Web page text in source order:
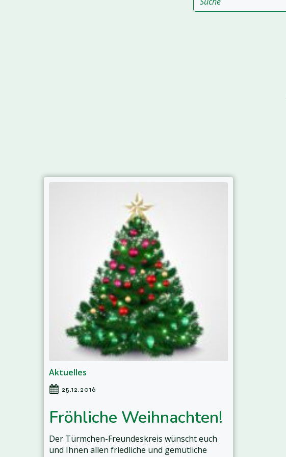
Aktuelles
25.12.2016
Fröhliche Weihnachten!
Der Türmchen-Freundeskreis wünscht euch
und Ihnen allen friedliche und gemütliche